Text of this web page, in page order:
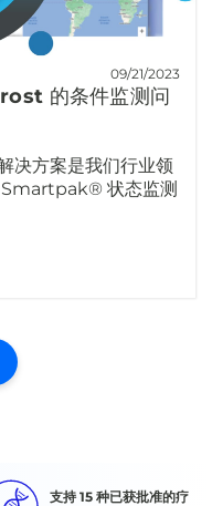
09/21/2023
的条件监测问
方案是我们行业领
Smartpak® 状态监测
支持 15 种已获批准的疗